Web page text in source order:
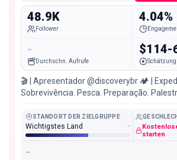
48.9K
Follower
4.04%
-
Durchschn. Aufrufe
$114-
🎬 | Apresentador @discoverybr 🏕 |
Sobrevivência. Pesca. Preparação.
STANDORT DER ZIELGRUPPE
Wichtigstes Land -
starten
-